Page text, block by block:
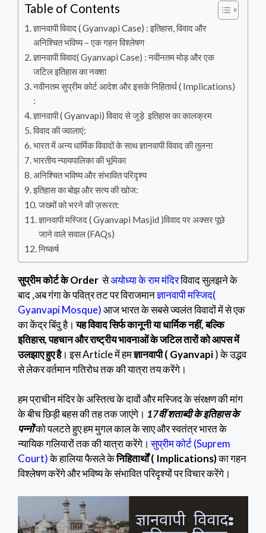
Table of Contents
ज्ञानवापी विवाद ( Gyanvapi Case) : इतिहास, विवाद और
अनिश्चित भविष्य – एक गहन विश्लेषण
ज्ञानवापी विवाद( Gyanvapi Case) : नवीनतम मोड़ और एक
जटिल इतिहास का नक्शा
नवीनतम सुप्रीम कोर्ट आदेश और इसके निहितार्थ ( Implications)
:
ज्ञानवापी ( Gyanvapi) विवाद से जुड़े इतिहास का कालक्रम
विवाद की ज्वालाएं:
भारत में अन्य धार्मिक विवादों के साथ ज्ञानवापी विवाद की तुलना
भारतीय न्यायपालिका की भूमिका
अनिश्चित भविष्य और संभावित परिदृश्य
इतिहास का बोझ और सत्य की खोज:
जख्मों को भरने की ज़रूरत:
ज्ञानवापी मस्जिद ( Gyanvapi Masjid )विवाद पर अक्सर पूछे
जाने वाले सवाल (FAQs)
निष्कर्ष
सुप्रीम कोर्ट के Order सेअयोध्या के राम मंदिरविवाद सुलझने के
बाद ,अब गंगा के पवित्र तट पर विराजमानज्ञानवापी मस्जिद(
Gyanvapi Mosque)आज भारत के सबसे ज्वलंत विवादों में से एक
का केंद्र बिंदु है। यह विवाद सिर्फ कानूनी या धार्मिक नहीं, बल्कि
इतिहास, पहचान और राष्ट्रीय भावनाओं के जटिल तारों को आपस में
उलझाए हुए है। इस Article में हमज्ञानवापी ( Gyanvapi) के उद्भव
से लेकर वर्तमान गतिरोध तक की यात्रा तय करेंगे।
हम प्राचीन मंदिर के अस्तित्व के दावों और मस्जिद के संरक्षण की मांग
के बीच छिड़ी बहस की तह तक जाएंगे। 17वीं शताब्दी के इतिहास के
पन्नोंको पलटते हुए हम मुगल काल के साए और स्वतंत्र भारत के
न्यायिक गलियारों तक की यात्रा करेंगे।सुप्रीम कोर्ट (Suprem
Court)के हालिया फैसले केनिहितार्थों ( Implications)का गहन
विश्लेषण करेंगे और भविष्य के संभावित परिदृश्यों पर विचार करेंगे।